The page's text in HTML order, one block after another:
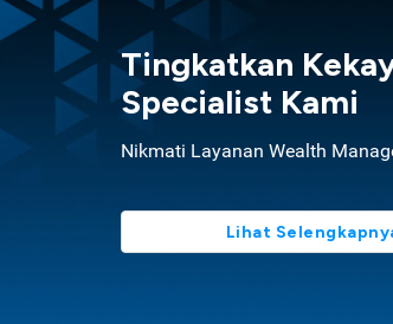
Tingkatkan
Specialist Kami
Nikmati Layanan Wealth
Lihat